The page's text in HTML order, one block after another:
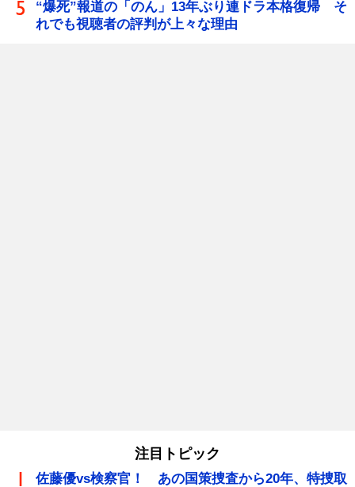
“爆死”報道の「のん」13年ぶり連ドラ本格復帰 そ
れでも視聴者の評判が上々な理由
注目トピック
佐藤優vs検察官！ あの国策捜査から20年、特捜取